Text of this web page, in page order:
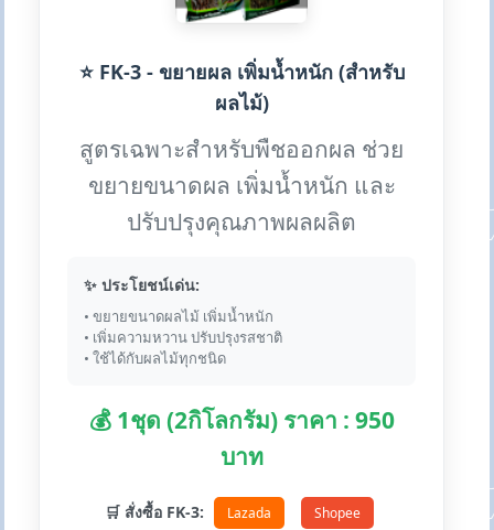
⭐ FK-3 - ขยายผล เพิ่มน้ำหนัก (สำหรับ
ผลไม้)
สูตรเฉพาะสำหรับพืชออกผล ช่วย
ขยายขนาดผล เพิ่มน้ำหนัก และ
ปรับปรุงคุณภาพผลผลิต
✨ ประโยชน์เด่น:
• ขยายขนาดผลไม้ เพิ่มน้ำหนัก
• เพิ่มความหวาน ปรับปรุงรสชาติ
• ใช้ได้กับผลไม้ทุกชนิด
💰 1ชุด (2กิโลกรัม) ราคา : 950
บาท
🛒 สั่งซื้อ FK-3: Lazada Shopee